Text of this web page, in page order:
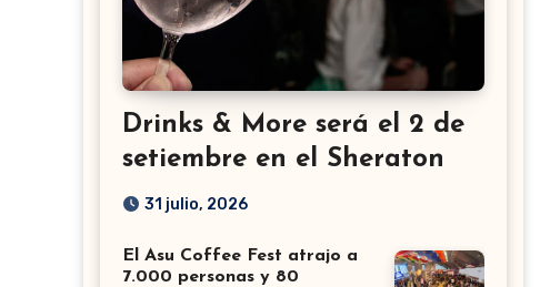
Drinks & More será el 2 de
setiembre en el Sheraton
31 julio, 2026
El Asu Coffee Fest atrajo a
7.000 personas y 80